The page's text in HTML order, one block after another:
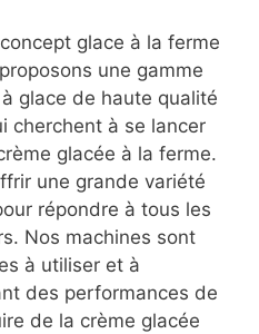
glace à la ferme
une gamme
glace de haute qualité
cherchent à se lancer
glacée à la ferme.
une grande variété
répondre à tous les
Nos machines sont
à utiliser et à
des performances de
de la crème glacée